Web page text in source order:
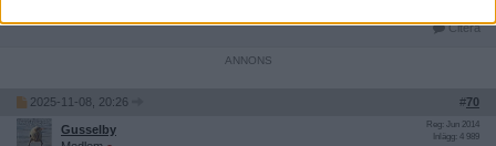
Citera
2025-11-08, 20:26 #70
Gusselby
Reg: Jun 2014
Inlägg: 4 989